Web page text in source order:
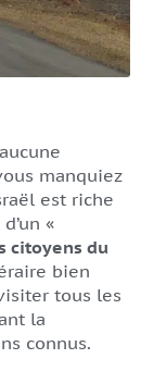
manquiez
est riche
«
citoyens du
bien
tous les
la
connus.